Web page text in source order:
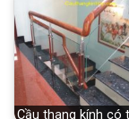
Cầu thang kính có